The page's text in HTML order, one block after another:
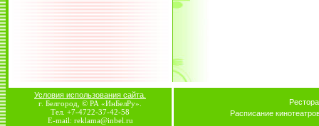
Условия использования сайта.
г. Белгород, © РА «ИнБелРу».
Тел. +7-4722-37-42-58
E-mail: reklama@inbel.ru
Расписание